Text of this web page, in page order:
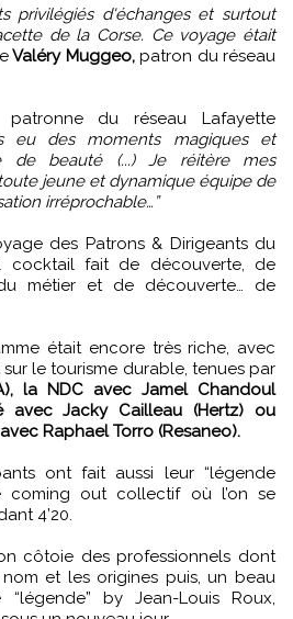
privilégiés d'échanges et surtout
de la Corse. Ce voyage était
Valéry Muggeo,patron du réseau
patronne du réseau Lafayette
eu des moments magiques et
de beauté (...) Je réitère mes
jeune et dynamique équipe de
irréprochable…”
des Patrons & Dirigeants du
cocktail fait de découverte, de
métier et de découverte… de
était encore très riche, avec
sur le tourisme durable, tenues par
la NDC avec Jamel Chandoul
avec Jacky Cailleau (Hertz) ou
Raphael Torro (Resaneo).
ont fait aussi leur “légende
coming out collectif où l’on se
4’20.
côtoie des professionnels dont
et les origines puis, un beau
by Jean-Louis Roux,